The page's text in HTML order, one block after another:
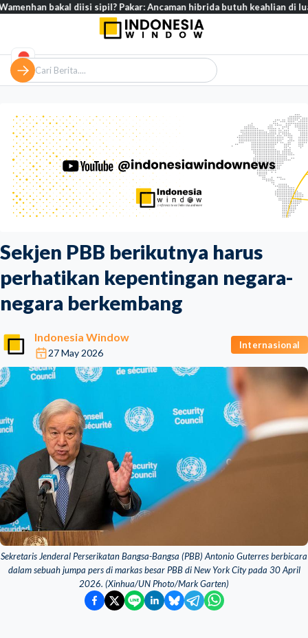
Sekjen PBB berikutnya harus
perhatikan kepentingan negara-
negara berkembang
Indonesia Window
27 May 2026
Internasional
Sekretaris Jenderal Perserikatan Bangsa-Bangsa (PBB) Antonio Guterres berbicara
dalam sebuah jumpa pers di markas besar PBB di New York City pada 30 April
2026. (Xinhua/UN Photo/Mark Garten)
bakal diisi sipil? Pakar: Ancaman hibrida butuh keahlian di luar militer